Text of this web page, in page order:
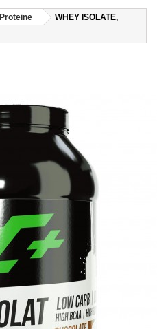
Proteine
WHEY ISOLATE,